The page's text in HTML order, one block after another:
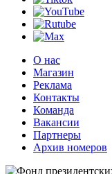
О нас
Магазин
Реклама
Контакты
Команда
Вакансии
Партнеры
Архив номеров